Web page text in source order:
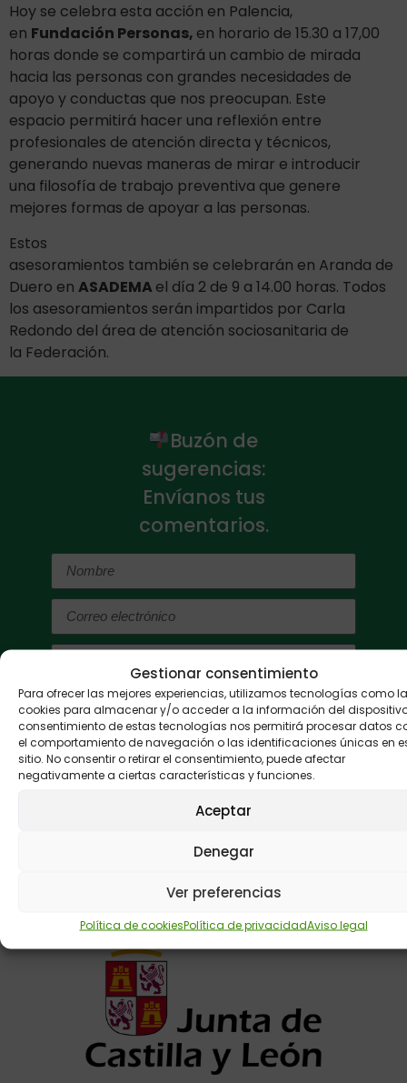
Gestionar consentimiento
Para ofrecer las mejores experiencias, utilizamos tecnologías como
cookies para almacenar y/o acceder a la información del
consentimiento de estas tecnologías nos permitirá procesar datos
el comportamiento de navegación o las identificaciones únicas en
sitio. No consentir o retirar el consentimiento, puede afectar
negativamente a ciertas características y funciones.
Aceptar
Denegar
Ver preferencias
Política de cookiesPolítica de privacidadAviso legal
Hoy se celebra esta acción en Palencia,
en Fundación Personas, en horario de 15.30 a 17,00
horas donde se compartirá un cambio de mirada
hacia las personas con grandes necesidades de
apoyo y conductas que nos preocupan. Este
espacio permitirá hacer una reflexión entre
profesionales de atención directa y técnicos,
generando nuevas maneras de mirar e introducir
una filosofía de trabajo preventiva que genere
mejores formas de apoyar a las personas.
Estos
asesoramientos también se celebrarán en Aranda de
Duero en ASADEMA el día 2 de 9 a 14.00 horas. Todos
los asesoramientos serán impartidos por Carla
Redondo del área de atención sociosanitaria de
la Federación.
Buzón de
sugerencias:
Envíanos tus
comentarios.
He leído y acepto lapolítica de privacidad y
elaviso legal.
Colaboradores